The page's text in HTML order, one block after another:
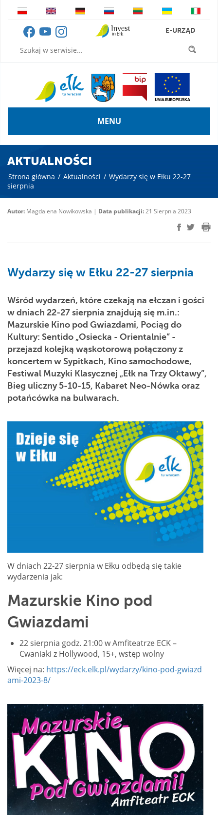
E-URZĄD
MENU
AKTUALNOŚCI
Strona główna / Aktualności / Wydarzy się w Ełku 22-27
sierpnia
Autor: Magdalena Nowikowska | Data publikacji:21 Sierpnia 2023
Wydarzy się w Ełku 22-27 sierpnia
Wśród wydarzeń, które czekają na ełczan i gości
w dniach 22-27 sierpnia znajdują się m.in.:
Mazurskie Kino pod Gwiazdami, Pociąg do
Kultury: Sentido „Osiecka - Orientalnie” -
przejazd kolejką wąskotorową połączony z
koncertem w Sypitkach, Kino samochodowe,
Festiwal Muzyki Klasycznej „Ełk na Trzy Oktawy”,
Bieg uliczny 5-10-15, Kabaret Neo-Nówka oraz
potańcówka na bulwarach.
W dniach 22-27 sierpnia w Ełku odbędą się takie
wydarzenia jak:
Mazurskie Kino pod
Gwiazdami
22 sierpnia godz. 21:00 w Amfiteatrze ECK –
Cwaniaki z Hollywood, 15+, wstęp wolny
Więcej na: https://eck.elk.pl/wydarzy/kino-pod-gwiazd
ami-2023-8/